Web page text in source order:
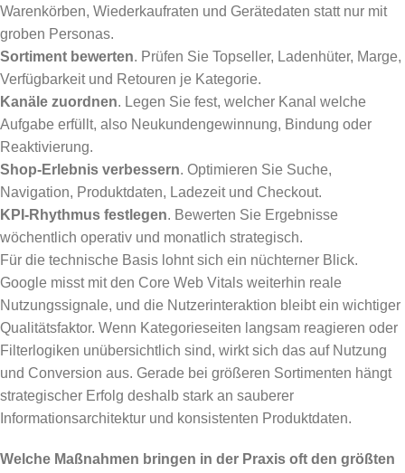
Warenkörben, Wiederkaufraten und Gerätedaten statt nur mit
groben Personas.
Sortiment bewerten. Prüfen Sie Topseller, Ladenhüter, Marge,
Verfügbarkeit und Retouren je Kategorie.
Kanäle zuordnen. Legen Sie fest, welcher Kanal welche
Aufgabe erfüllt, also Neukundengewinnung, Bindung oder
Reaktivierung.
Shop-Erlebnis verbessern. Optimieren Sie Suche,
Navigation, Produktdaten, Ladezeit und Checkout.
KPI-Rhythmus festlegen. Bewerten Sie Ergebnisse
wöchentlich operativ und monatlich strategisch.
Für die technische Basis lohnt sich ein nüchterner Blick.
Google misst mit den Core Web Vitals weiterhin reale
Nutzungssignale, und die Nutzerinteraktion bleibt ein wichtiger
Qualitätsfaktor. Wenn Kategorieseiten langsam reagieren oder
Filterlogiken unübersichtlich sind, wirkt sich das auf Nutzung
und Conversion aus. Gerade bei größeren Sortimenten hängt
strategischer Erfolg deshalb stark an sauberer
Informationsarchitektur und konsistenten Produktdaten.
Welche Maßnahmen bringen in der Praxis oft den größten